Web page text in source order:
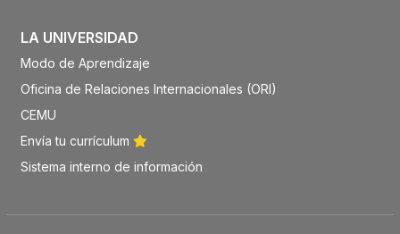
LA UNIVERSIDAD
Modo de Aprendizaje
Oficina de Relaciones Internacionales (ORI)
CEMU
Envía tu currículum
Sistema interno de información